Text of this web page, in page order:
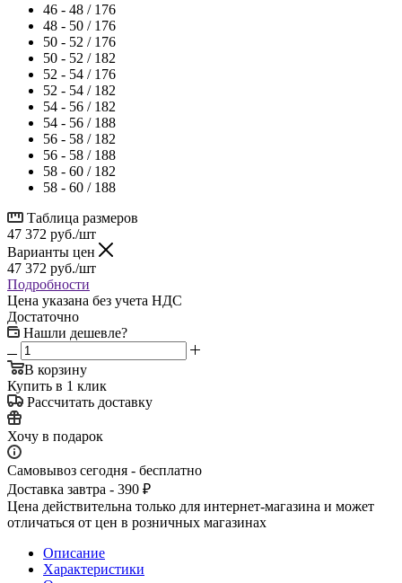
46 - 48 / 176
48 - 50 / 176
50 - 52 / 176
50 - 52 / 182
52 - 54 / 176
52 - 54 / 182
54 - 56 / 182
54 - 56 / 188
56 - 58 / 182
56 - 58 / 188
58 - 60 / 182
58 - 60 / 188
Таблица размеров
47 372 руб./шт
Варианты цен
47 372 руб./шт
Подробности
Цена указана без учета НДС
Достаточно
Нашли дешевле?
В корзину
Купить в 1 клик
Рассчитать доставку
Хочу в подарок
Самовывоз сегодня - бесплатно
Доставка завтра - 390 ₽
Цена действительна только для интернет-магазина и может
отличаться от цен в розничных магазинах
Описание
Характеристики